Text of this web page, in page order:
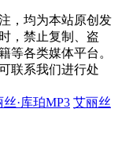
，均为本站原创发
，禁止复制、盗
等各类媒体平台。
联系我们进行处
丝·库珀MP3 艾丽丝